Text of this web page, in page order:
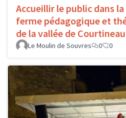
Accueillir le public dans
ferme pédagogique et
de la vallée de Courtineau
Le Moulin de Souvres 0 0